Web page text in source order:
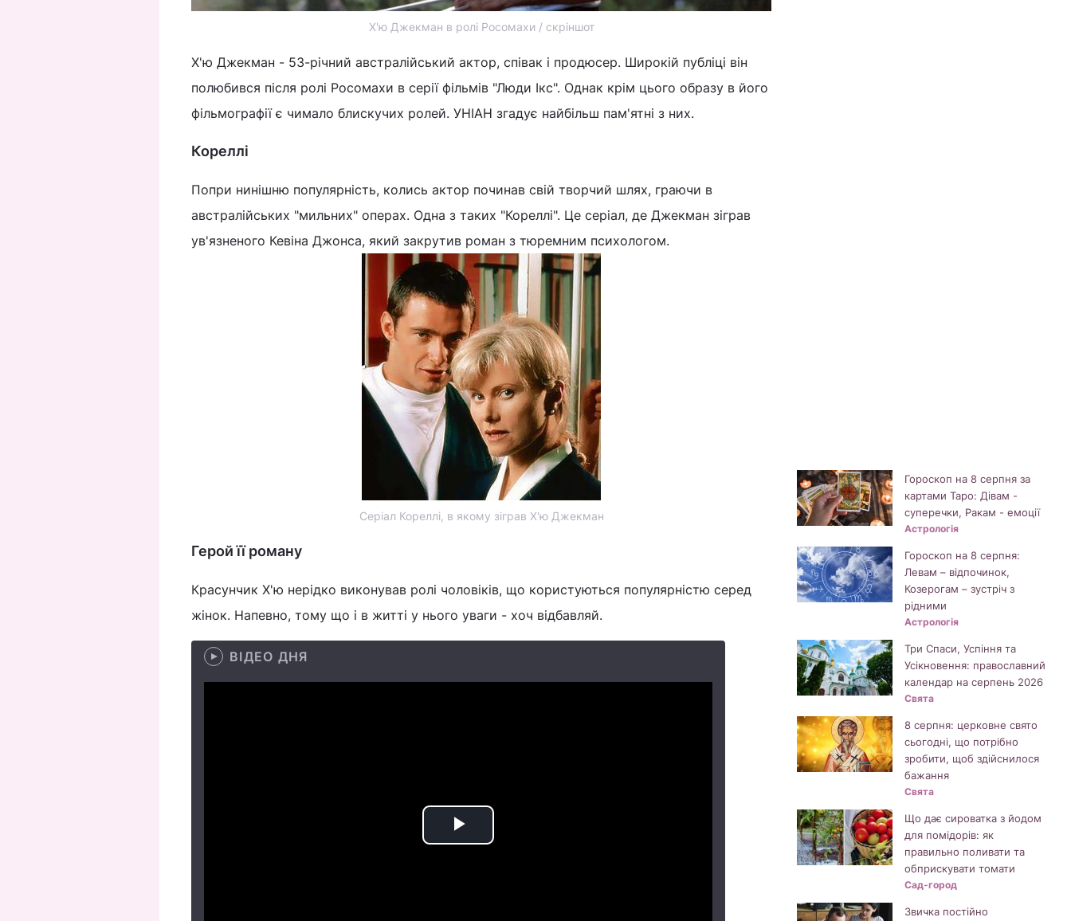
Х'ю Джекман в ролі Росомахи / скріншот
Х'ю Джекман - 53-річний австралійський актор, співак і продюсер. Широкій публіці він
полюбився після ролі Росомахи в серії фільмів "Люди Ікс". Однак крім цього образу в його
фільмографії є чимало блискучих ролей. УНІАН згадує найбільш пам'ятні з них.
Кореллі
Попри нинішню популярність, колись актор починав свій творчий шлях, граючи в
австралійських "мильних" операх. Одна з таких "Кореллі". Це серіал, де Джекман зіграв
ув'язненого Кевіна Джонса, який закрутив роман з тюремним психологом.
Серіал Кореллі, в якому зіграв Х'ю Джекман
Герой її роману
Красунчик Х'ю нерідко виконував ролі чоловіків, що користуються популярністю серед
жінок. Напевно, тому що і в житті у нього уваги - хоч відбавляй.
ВІДЕО ДНЯ
Play
Гороскоп на 8 серпня за
картами Таро: Дівам -
суперечки, Ракам - емоції
Астрологія
Гороскоп на 8 серпня:
Левам – відпочинок,
Козерогам – зустріч з
рідними
Астрологія
Три Спаси, Успіння та
Усікновення: православний
календар на серпень 2026
Свята
8 серпня: церковне свято
сьогодні, що потрібно
зробити, щоб здійснилося
бажання
Свята
Що дає сироватка з йодом
для помідорів: як
правильно поливати та
обприскувати томати
Сад-город
Звичка постійно